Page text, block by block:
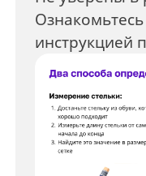
инструкцией